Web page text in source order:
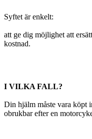
Syftet är enkelt:
att ge dig möjlighet att
kostnad.
I VILKA FALL?
Din hjälm måste vara köpt
obrukbar efter en